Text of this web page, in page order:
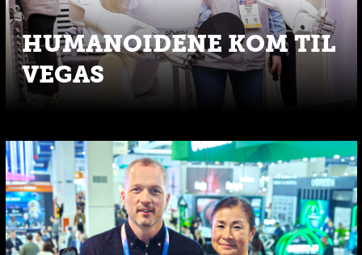
HUMANOIDENE KOM TIL
VEGAS